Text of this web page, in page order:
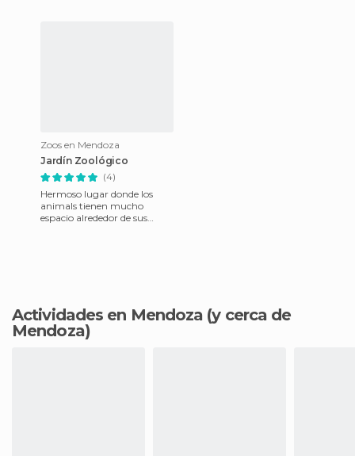
Zoos en Mendoza
Jardín Zoológico
(4)
Hermoso lugar donde los
animals tienen mucho
espacio alrededor de sus
Actividades en Mendoza (y cerca de
Mendoza)